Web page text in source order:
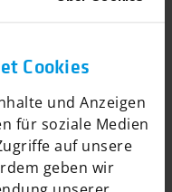
Cookies
und Anzeigen
für soziale Medien
auf unsere
geben wir